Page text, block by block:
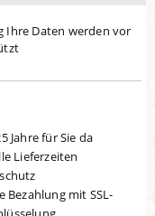
Ihre Daten werden vor
Jahre für Sie da
Lieferzeiten
Bezahlung mit SSL-